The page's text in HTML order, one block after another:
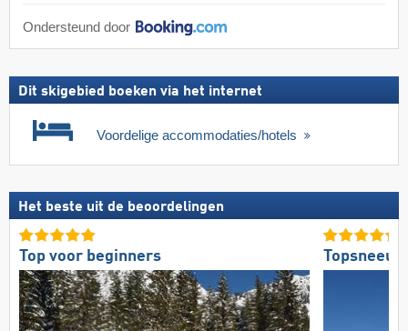
Ondersteund door
Dit skigebied boeken via het internet
Voordelige accommodaties/hotels
Het beste uit de beoordelingen
Top voor beginners